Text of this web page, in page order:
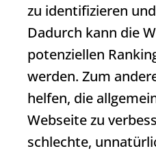
zu identifizieren
Dadurch kann die
potenziellen
werden. Zum
helfen, die
Webseite zu
schlechte,